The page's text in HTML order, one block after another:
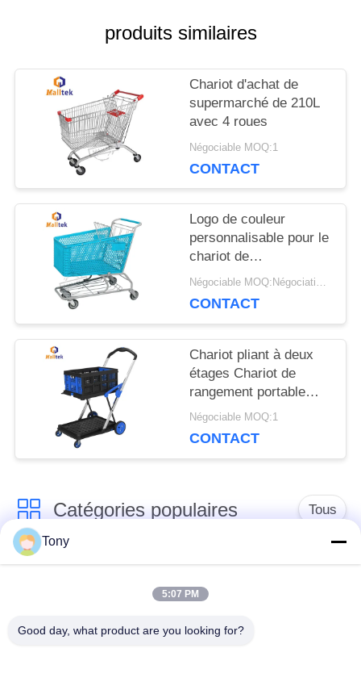
DEMANDEZ
UNE
CITATION
DU
PRIVACY
POLICY
produits similaires
Chariot d'achat de
supermarché de 210L
avec 4 roues
Négociable MOQ:1
CONTACT
Logo de couleur
personnalisable pour le
chariot de
supermarché en
Négociable MOQ:Négociations
CONTACT
Chariot pliant à deux
étages Chariot de
rangement portable
Chariot pour entrepôt
Négociable MOQ:1
CONTACT
Catégories populaires Tous
chariot de achat à
panier d'achat du
supermarché
Cages de stockage
Tony
5:07 PM
Good day, what product are you looking for?